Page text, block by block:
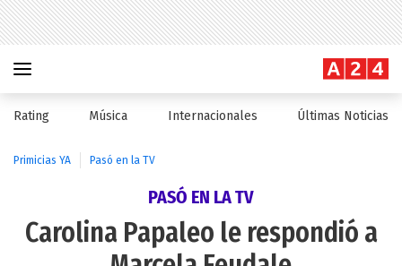
Rating Música Internacionales Últimas Noticias
Primicias YA Pasó en la TV
PASÓ EN LA TV
Carolina Papaleo le respondió a